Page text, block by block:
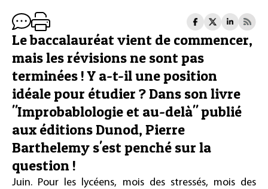
Le baccalauréat vient de commencer,
mais les révisions ne sont pas
terminées ! Y a-t-il une position
idéale pour étudier ? Dans son livre
"Improbablologie et au-delà" publié
aux éditions Dunod, Pierre
Barthelemy s'est penché sur la
question !
Juin. Pour les lycéens, mois des stressés, mois des